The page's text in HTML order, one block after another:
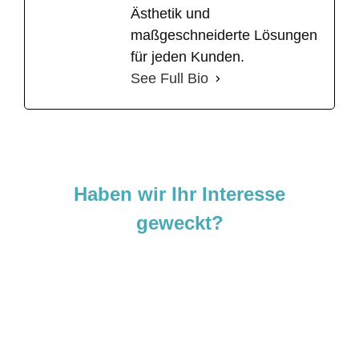
Ästhetik und
maßgeschneiderte Lösungen
für jeden Kunden.
See Full Bio
Haben wir Ihr Interesse
geweckt?